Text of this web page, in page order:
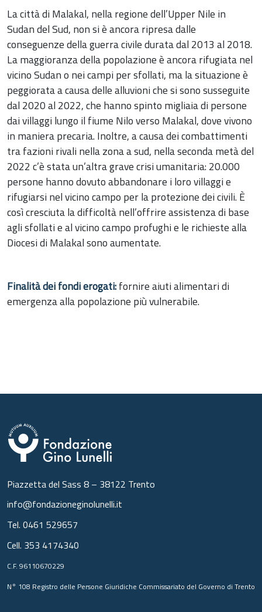
La città di Malakal, nella regione dell’Upper Nile in
Sudan del Sud, non si è ancora ripresa dalle
conseguenze della guerra civile durata dal 2013 al 2018.
La maggioranza della popolazione è ancora rifugiata nel
vicino Sudan o nei campi per sfollati, ma la situazione è
peggiorata a causa delle alluvioni che si sono susseguite
dal 2020 al 2022, che hanno spinto migliaia di persone
dai villaggi lungo il fiume Nilo verso Malakal, dove vivono
in maniera precaria. Inoltre, a causa dei combattimenti
tra fazioni rivali nella zona a sud, nella seconda metà del
2022 c’è stata un’altra grave crisi umanitaria: 20.000
persone hanno dovuto abbandonare i loro villaggi e
rifugiarsi nel vicino campo per la protezione dei civili. È
così cresciuta la difficoltà nell’offrire assistenza di base
agli sfollati e al vicino campo profughi e le richieste alla
Diocesi di Malakal sono aumentate.
Finalità dei fondi erogati:fornire aiuti alimentari di
emergenza alla popolazione più vulnerabile.
Piazzetta del Sass 8 – 38122 Trento
info@fondazioneginolunelli.it
Tel. 0461 529657
Cell. 353 4174340
C.F. 96110670229
N° 108 Registro delle Persone Giuridiche Commissariato del Governo di Trento